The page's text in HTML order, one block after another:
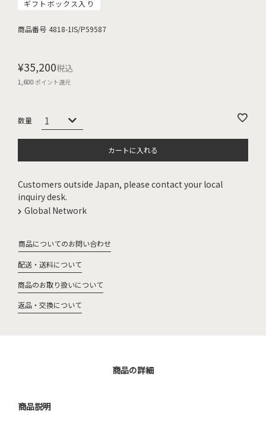
ギフトボックス入り
商品番号 4818-1IS/P59587
¥35,200税込
1,600ポイント還元
カートに入れる
Customers outside Japan, please contact your local
inquiry desk.
Global Network
商品についてのお問い合わせ
配送・送料について
商品のお取り扱いについて
返品・交換について
商品の詳細
商品説明